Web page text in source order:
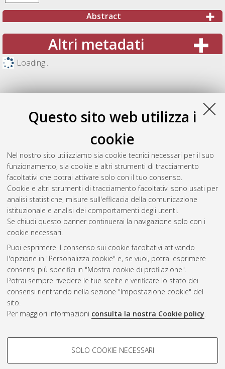
Questo sito web utilizza i
cookie
Nel nostro sito utilizziamo sia cookie tecnici necessari per il suo
funzionamento, sia cookie e altri strumenti di tracciamento
facoltativi che potrai attivare solo con il tuo consenso.
Cookie e altri strumenti di tracciamento facoltativi sono usati per
analisi statistiche, misure sull'efficacia della comunicazione
istituzionale e analisi dei comportamenti degli utenti.
Se chiudi questo banner continuerai la navigazione solo con i
cookie necessari.
Puoi esprimere il consenso sui cookie facoltativi attivando
l'opzione in "Personalizza cookie" e, se vuoi, potrai esprimere
consensi più specifici in "Mostra cookie di profilazione".
Potrai sempre rivedere le tue scelte e verificare lo stato dei
consensi rientrando nella sezione "Impostazione cookie" del
sito.
Per maggiori informazioni consulta la nostra Cookie policy.
COOKIE DI PROFILAZIONE -
SOLO COOKIE NECESSARI
Abstract
Altri metadati
Loading...
Gestione del documento:
Atom
Rss 1.0
Rss 2.0
ISSN: 2038-7946
Impostazioni Cookie
Informativa sulla privacy
Condizioni d’uso del sito